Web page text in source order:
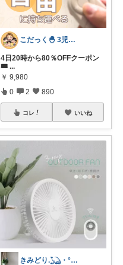
こだっく🐣 3児のママ
4日20時から80％OFFクーポン
🎟️ ...
￥ 9,980
0 2 890
コレ いいね
きみどり.𓆏・°いつも感謝です